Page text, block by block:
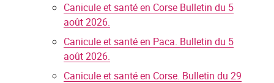
Canicule et santé en Corse Bulletin du 5
août 2026.
Canicule et santé en Paca. Bulletin du 5
août 2026.
Canicule et santé en Corse. Bulletin du 29